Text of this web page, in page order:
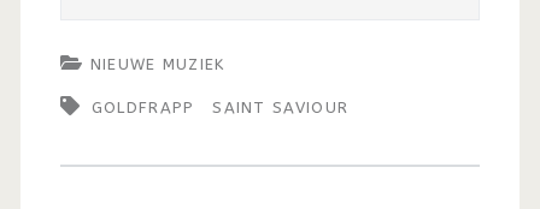
NIEUWE MUZIEK
GOLDFRAPP SAINT SAVIOUR